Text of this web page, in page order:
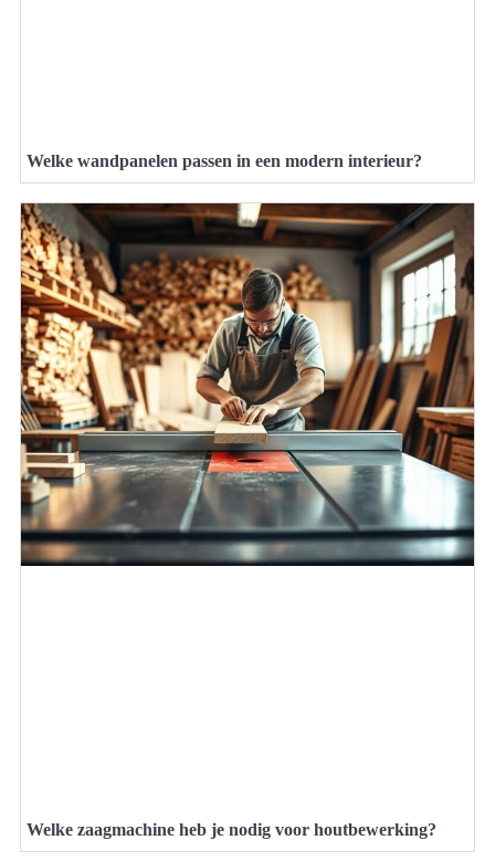
Welke wandpanelen passen in een modern interieur?
Welke zaagmachine heb je nodig voor houtbewerking?